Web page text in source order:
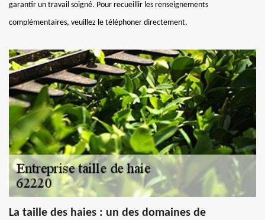
garantir un travail soigné. Pour recueillir les renseignements
complémentaires, veuillez le téléphoner directement.
La taille des haies : un des domaines de